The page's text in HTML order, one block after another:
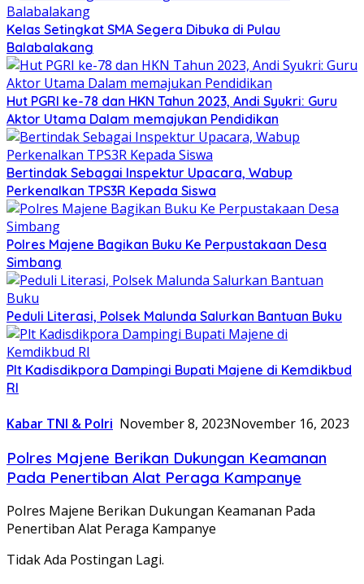
Kelas Setingkat SMA Segera Dibuka di Pulau
Balabalakang
Hut PGRI ke-78 dan HKN Tahun 2023, Andi Syukri: Guru
Aktor Utama Dalam memajukan Pendidikan
Bertindak Sebagai Inspektur Upacara, Wabup
Perkenalkan TPS3R Kepada Siswa
Polres Majene Bagikan Buku Ke Perpustakaan Desa
Simbang
Peduli Literasi, Polsek Malunda Salurkan Bantuan Buku
Plt Kadisdikpora Dampingi Bupati Majene di Kemdikbud
RI
Kabar TNI & Polri November 8, 2023November 16, 2023
Polres Majene Berikan Dukungan Keamanan
Pada Penertiban Alat Peraga Kampanye
Polres Majene Berikan Dukungan Keamanan Pada
Penertiban Alat Peraga Kampanye
Tidak Ada Postingan Lagi.